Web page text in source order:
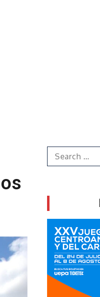
Search
for: